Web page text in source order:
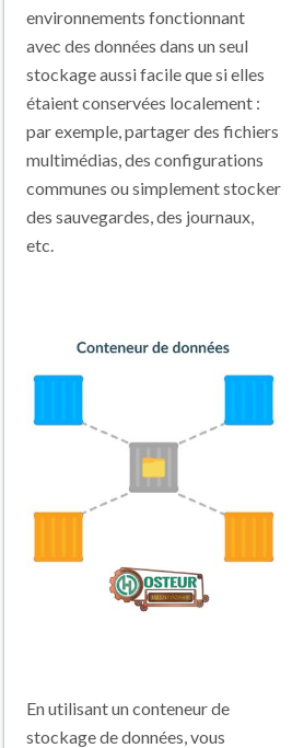
environnements fonctionnant
avec des données dans un seul
stockage aussi facile que si elles
étaient conservées localement :
par exemple, partager des fichiers
multimédias, des configurations
communes ou simplement stocker
des sauvegardes, des journaux,
etc.
En utilisant un conteneur de
stockage de données, vous